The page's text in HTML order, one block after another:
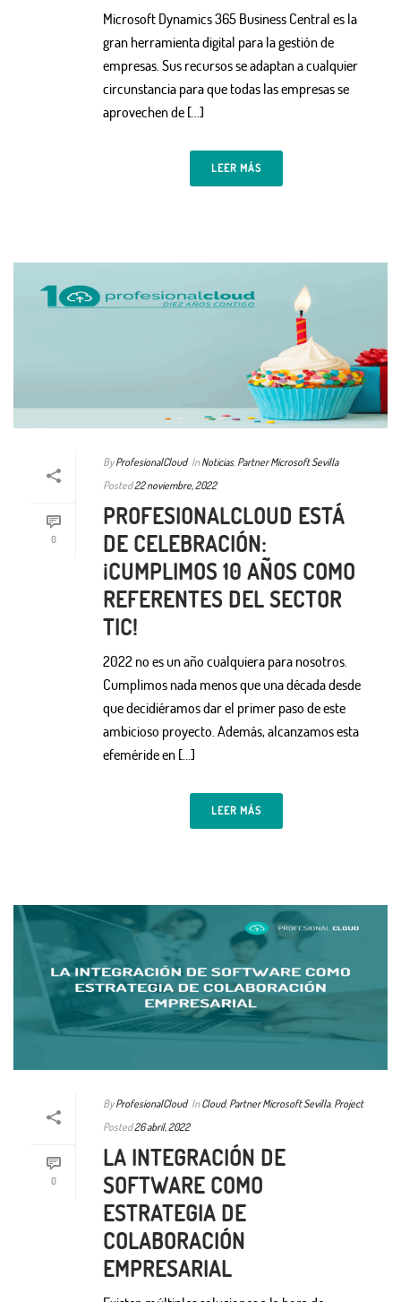
Microsoft Dynamics 365 Business Central es la
gran herramienta digital para la gestión de
empresas. Sus recursos se adaptan a cualquier
circunstancia para que todas las empresas se
aprovechen de [...]
LEER MÁS
0
By ProfesionalCloud In Noticias, Partner Microsoft Sevilla
Posted22 noviembre, 2022
PROFESIONALCLOUD ESTÁ
DE CELEBRACIÓN:
¡CUMPLIMOS 10 AÑOS COMO
REFERENTES DEL SECTOR
TIC!
2022 no es un año cualquiera para nosotros.
Cumplimos nada menos que una década desde
que decidiéramos dar el primer paso de este
ambicioso proyecto. Además, alcanzamos esta
efeméride en […]
LEER MÁS
0
By ProfesionalCloud In Cloud, Partner Microsoft Sevilla, Project
Posted26 abril, 2022
LA INTEGRACIÓN DE
SOFTWARE COMO
ESTRATEGIA DE
COLABORACIÓN
EMPRESARIAL